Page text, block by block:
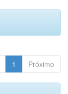
1 Próximo